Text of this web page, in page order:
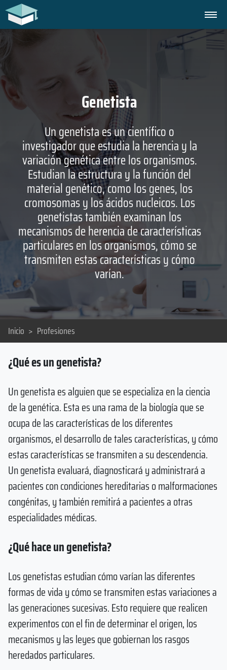
Genetista
Un genetista es un científico o
investigador que estudia la herencia y la
variación genética entre los organismos.
Estudian la estructura y la función del
material genético, como los genes, los
cromosomas y los ácidos nucleicos. Los
genetistas también examinan los
mecanismos de herencia de características
particulares en los organismos, cómo se
transmiten estas características y cómo
varían.
Inicio > Profesiones
¿Qué es un genetista?
Un genetista es alguien que se especializa en la ciencia
de la genética. Esta es una rama de la biología que se
ocupa de las características de los diferentes
organismos, el desarrollo de tales características, y cómo
estas características se transmiten a su descendencia.
Un genetista evaluará, diagnosticará y administrará a
pacientes con condiciones hereditarias o malformaciones
congénitas, y también remitirá a pacientes a otras
especialidades médicas.
¿Qué hace un genetista?
Los genetistas estudian cómo varían las diferentes
formas de vida y cómo se transmiten estas variaciones a
las generaciones sucesivas. Esto requiere que realicen
experimentos con el fin de determinar el origen, los
mecanismos y las leyes que gobiernan los rasgos
heredados particulares.